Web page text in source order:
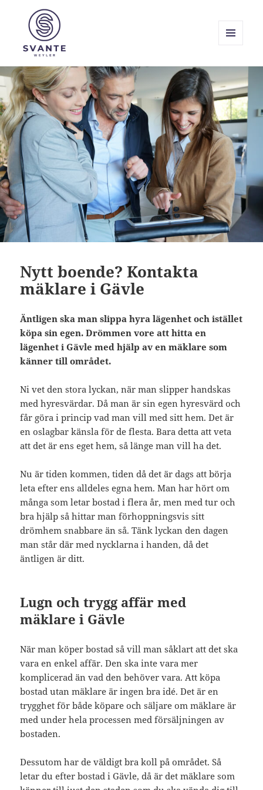
Svante Weyler
WIDGETS
Nytt boende? Kontakta
mäklare i Gävle
Äntligen ska man slippa hyra lägenhet och istället
köpa sin egen. Drömmen vore att hitta en
lägenhet i Gävle med hjälp av en mäklare som
känner till området.
Ni vet den stora lyckan, när man slipper handskas
med hyresvärdar. Då man är sin egen hyresvärd och
får göra i princip vad man vill med sitt hem. Det är
en oslagbar känsla för de flesta. Bara detta att veta
att det är ens eget hem, så länge man vill ha det.
Nu är tiden kommen, tiden då det är dags att börja
leta efter ens alldeles egna hem. Man har hört om
många som letar bostad i flera år, men med tur och
bra hjälp så hittar man förhoppningsvis sitt
drömhem snabbare än så. Tänk lyckan den dagen
man står där med nycklarna i handen, då det
äntligen är ditt.
Lugn och trygg affär med
mäklare i Gävle
När man köper bostad så vill man såklart att det ska
vara en enkel affär. Den ska inte vara mer
komplicerad än vad den behöver vara. Att köpa
bostad utan mäklare är ingen bra idé. Det är en
trygghet för både köpare och säljare om mäklare är
med under hela processen med försäljningen av
bostaden.
Dessutom har de väldigt bra koll på området. Så
letar du efter bostad i Gävle, då är det mäklare som